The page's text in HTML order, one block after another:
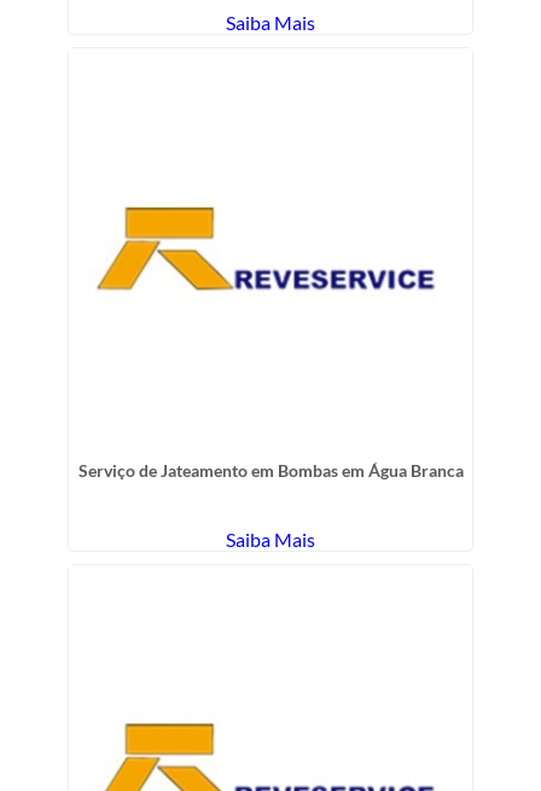
Saiba Mais
Serviço de Jateamento em Bombas em Água Branca
Saiba Mais